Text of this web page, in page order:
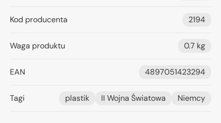
Kod producenta 2194
Waga produktu 0.7 kg
EAN 4897051423294
Tagi plastik II Wojna Światowa Niemcy